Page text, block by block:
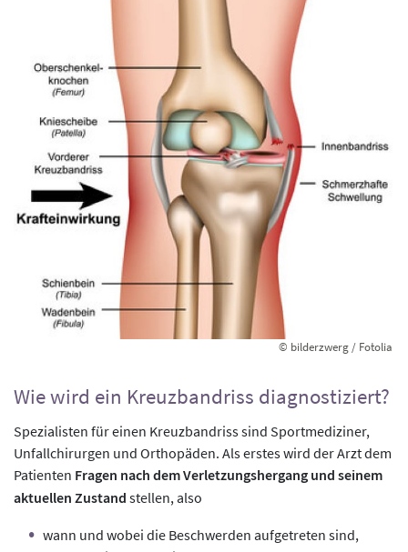
© bilderzwerg / Fotolia
Wie wird ein Kreuzbandriss diagnostiziert?
Spezialisten für einen Kreuzbandriss sind Sportmediziner,
Unfallchirurgen und Orthopäden. Als erstes wird der Arzt dem
Patienten Fragen nach dem Verletzungshergang und seinem
aktuellen Zustand stellen, also
wann und wobei die Beschwerden aufgetreten sind,